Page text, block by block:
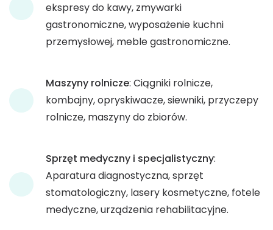
ekspresy do kawy, zmywarki
gastronomiczne, wyposażenie kuchni
przemysłowej, meble gastronomiczne.
Maszyny rolnicze: Ciągniki rolnicze,
kombajny, opryskiwacze, siewniki, przyczepy
rolnicze, maszyny do zbiorów.
Sprzęt medyczny i specjalistyczny:
Aparatura diagnostyczna, sprzęt
stomatologiczny, lasery kosmetyczne, fotele
medyczne, urządzenia rehabilitacyjne.